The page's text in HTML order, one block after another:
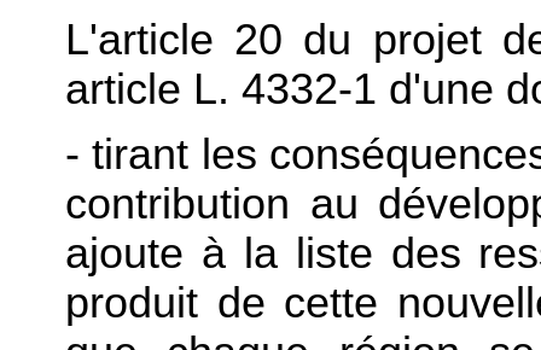
L'article 20 du projet
article L. 4332-1 d'une
- tirant les
contribution au
ajoute à la liste des
produit de cette